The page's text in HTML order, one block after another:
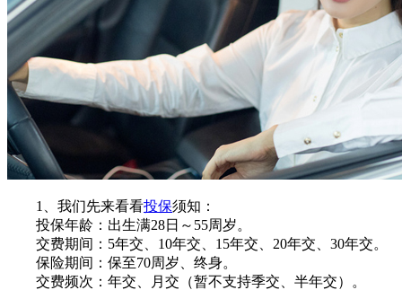
1、我们先来看看投保须知：
投保年龄：出生满28日～55周岁。
交费期间：5年交、10年交、15年交、20年交、30年交。
保险期间：保至70周岁、终身。
交费频次：年交、月交（暂不支持季交、半年交）。